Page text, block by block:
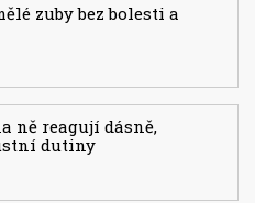
zuby bez bolesti a
ně reagují dásně,
dutiny